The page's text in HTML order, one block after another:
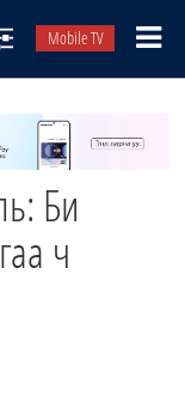
Mobile TV
Би
ч